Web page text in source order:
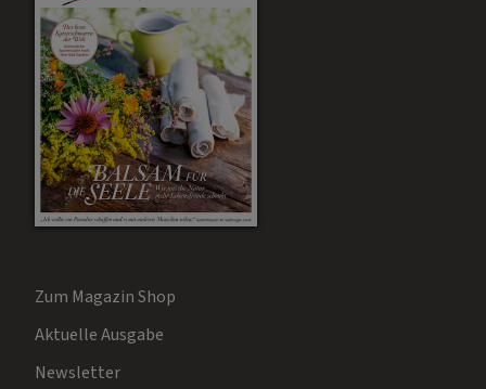
Zum Magazin Shop
Aktuelle Ausgabe
Newsletter